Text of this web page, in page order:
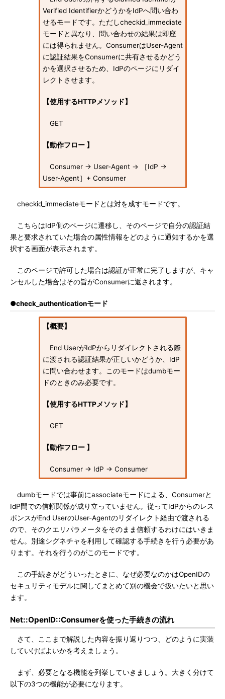
Verified IdentifierかどうかをIdPへ問い合わ
せるモードです。ただしcheckid_immediate
モードと異なり、問い合わせの結果は即座
には得られません。ConsumerはUser-Agent
に認証結果をConsumerに共有させるかどう
かを選択させるため、IdPのページにリダイ
レクトさせます。
【使用するHTTPメソッド】
GET
【動作フロー 】
Consumer → User-Agent → ［IdP →
User-Agent］+ Consumer
checkid_immediateモードとは対を成すモードです。
こちらはIdP側のページに遷移し、そのページで自分の認証結
果と要求されていた場合の属性情報をどのように通知するかを選
択する画面が表示されます。
このページで許可した場合は認証が正常に完了しますが、キャ
ンセルした場合はその旨がConsumerに返されます。
●check_authenticationモード
【概要】
End UserがIdPからリダイレクトされる際
に渡される認証結果が正しいかどうか、IdP
に問い合わせます。このモードはdumbモー
ドのときのみ必要です。
【使用するHTTPメソッド】
GET
【動作フロー 】
Consumer → IdP → Consumer
dumbモードでは事前にassociateモードによる、Consumerと
IdP間での信頼関係が成り立っていません。従ってIdPからのレス
ポンスがEnd UserのUser-Agentのリダイレクト経由で渡される
ので、そのクエリパラメータをそのまま信頼するわけにはいきま
せん。別途シグネチャを利用して確認する手続きを行う必要があ
ります。それを行うのがこのモードです。
この手続きがどういったときに、なぜ必要なのかはOpenIDの
セキュリティモデルに関してまとめて別の機会で扱いたいと思い
ます。
Net::OpenID::Consumerを使った手続きの流れ
さて、ここまで解説した内容を振り返りつつ、どのように実装
していけばよいかを考えましょう。
まず、必要となる機能を列挙していきましょう。大きく分けて
以下の3つの機能が必要になります。